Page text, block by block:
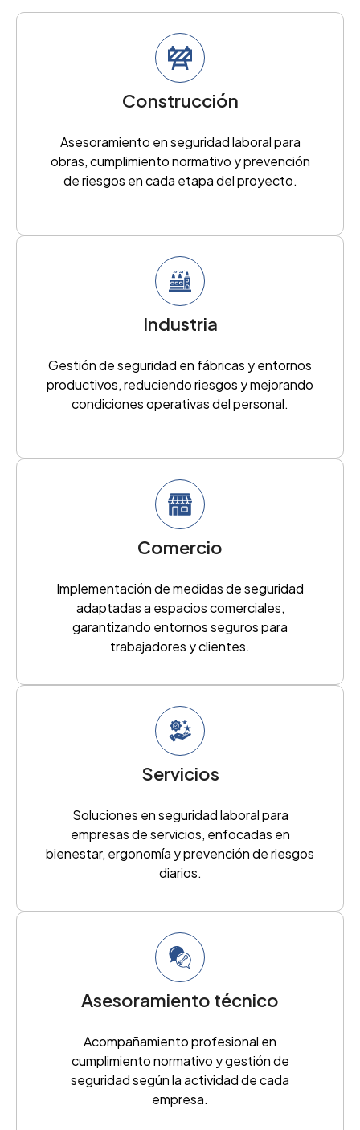
Construcción
Asesoramiento en seguridad laboral para
obras, cumplimiento normativo y prevención
de riesgos en cada etapa del proyecto.
Industria
Gestión de seguridad en fábricas y entornos
productivos, reduciendo riesgos y mejorando
condiciones operativas del personal.
Comercio
Implementación de medidas de seguridad
adaptadas a espacios comerciales,
garantizando entornos seguros para
trabajadores y clientes.
Servicios
Soluciones en seguridad laboral para
empresas de servicios, enfocadas en
bienestar, ergonomía y prevención de riesgos
diarios.
Asesoramiento técnico
Acompañamiento profesional en
cumplimiento normativo y gestión de
seguridad según la actividad de cada
empresa.